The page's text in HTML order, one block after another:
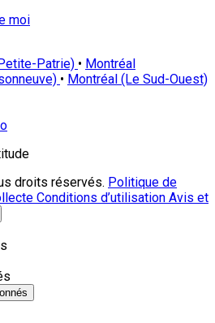
moi
Patrie) • Montréal
• Montréal (Le Sud-Ouest)
droits réservés. Politique de
Conditions d’utilisation Avis et